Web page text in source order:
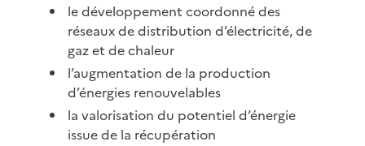
le développement coordonné des
réseaux de distribution d’électricité, de
gaz et de chaleur
l’augmentation de la production
d’énergies renouvelables
la valorisation du potentiel d’énergie
issue de la récupération